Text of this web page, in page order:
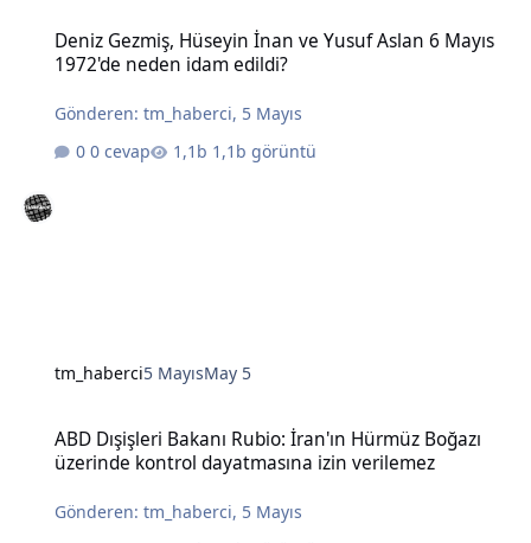
Deniz Gezmiş, Hüseyin İnan ve Yusuf Aslan 6 Mayıs
1972'de neden idam edildi?
Gönderen:tm_haberci, 5 Mayıs
0 cevap
1,1b görüntü
tm_haberci5 MayısMay 5
ABD Dışişleri Bakanı Rubio: İran'ın Hürmüz Boğazı
üzerinde kontrol dayatmasına izin verilemez
Gönderen:tm_haberci, 5 Mayıs